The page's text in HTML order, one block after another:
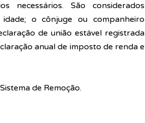
necessários. São considerados
o cônjuge ou companheiro
de união estável registrada
anual de imposto de renda e
de Remoção.